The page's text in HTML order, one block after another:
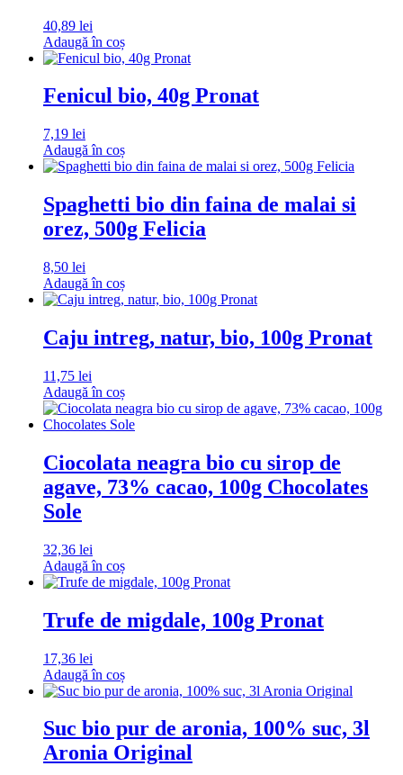
40,89 lei
Adaugă în coș
Fenicul bio, 40g Pronat
7,19 lei
Adaugă în coș
Spaghetti bio din faina de malai si
orez, 500g Felicia
8,50 lei
Adaugă în coș
Caju intreg, natur, bio, 100g Pronat
11,75 lei
Adaugă în coș
Ciocolata neagra bio cu sirop de
agave, 73% cacao, 100g Chocolates
Sole
32,36 lei
Adaugă în coș
Trufe de migdale, 100g Pronat
17,36 lei
Adaugă în coș
Suc bio pur de aronia, 100% suc, 3l
Aronia Original